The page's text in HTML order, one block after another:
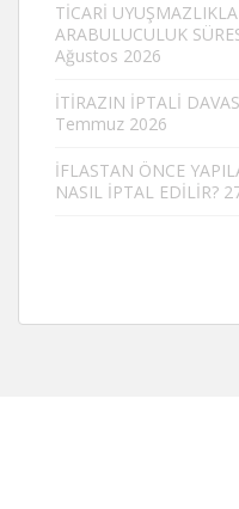
TİCARİ
ARABULUCULUK
Ağustos 2026
İTİRAZIN İPTALİ
Temmuz 2026
İFLASTAN ÖNCE
NASIL İPTAL EDİLİR?